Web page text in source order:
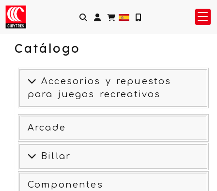
Identifícate
Catálogo
Accesorios y repuestos
para juegos recreativos
Arcade
Billar
Componentes